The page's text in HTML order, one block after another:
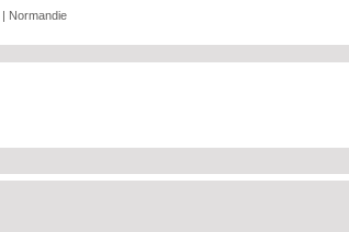
| Normandie